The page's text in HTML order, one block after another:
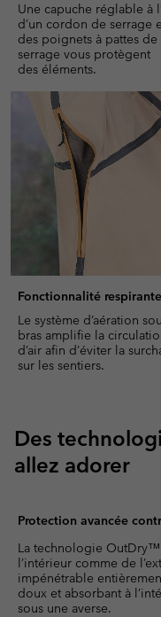
Une capuche réglable à
d’un cordon de serrage
des poignets à pattes de
serrage vous protègent
des éléments.
Fonctionnalité respirante
Le système d’aération
bras amplifie la
d’air afin d’éviter la
sur les sentiers.
Des
allez adorer
Protection avancée
La technologie OutDry™
l’intérieur comme de
impénétrable
doux et absorbant à
sous une averse.